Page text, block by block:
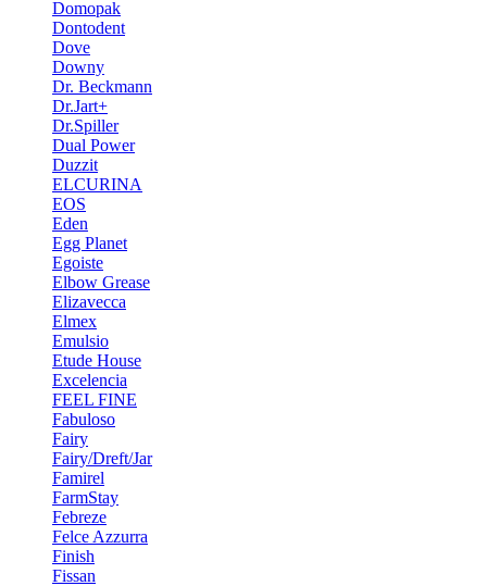
Domopak
Dontodent
Dove
Downy
Dr. Beckmann
Dr.Jart+
Dr.Spiller
Dual Power
Duzzit
ELCURINA
EOS
Eden
Egg Planet
Egoiste
Elbow Grease
Elizavecca
Elmex
Emulsio
Etude House
Excelencia
FEEL FINE
Fabuloso
Fairy
Fairy/Dreft/Jar
Famirel
FarmStay
Febreze
Felce Azzurra
Finish
Fissan